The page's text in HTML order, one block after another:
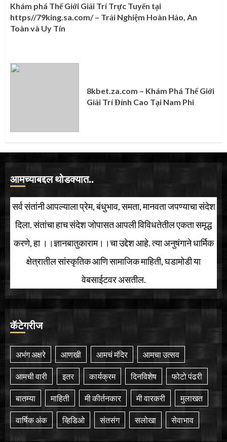
Khám phá Thế Giới Giải Trí Trực Tuyến tại
https//79king.sa.com/ – Trải Nghiệm Hoàn Hảo, An
Toàn và Uy Tín
8kbet.za.com – Khám Phá Thế Giới
Giải Trí Đỉnh Cao Tại Nam Phi
आमच्याबद्दल थोडक्यात..
सर्व संतांनी आपल्याला प्रेम, बंधुभाव, समता, मानवता जपण्याचा संदेश
दिला. संतांचा हाच संदेश जोपासत आपली विविधतेतील एकता समृद्ध
करणे, हा ।।ज्ञानबातुकाराम।।चा उद्देश आहे. त्या अनुषंगाने धार्मिक
क्षेत्रातील सांस्कृतिक आणि सामाजिक माहिती, घडामोडी या
वेबसाईटवर असतील.
कॅटेगरीज
अभंग अक्षरे आणखी आमचं मंदिर आमचा उत्सव
आमची वारी इतर कार्यक्रम दिनविशेष फोटो पंढरी
बातम्या माहिती मी कीर्तनकार मी वारकरी मुलाखत
वार्षिक अंक व्हिडिओ संतसंग सलोखा सेवाभाव